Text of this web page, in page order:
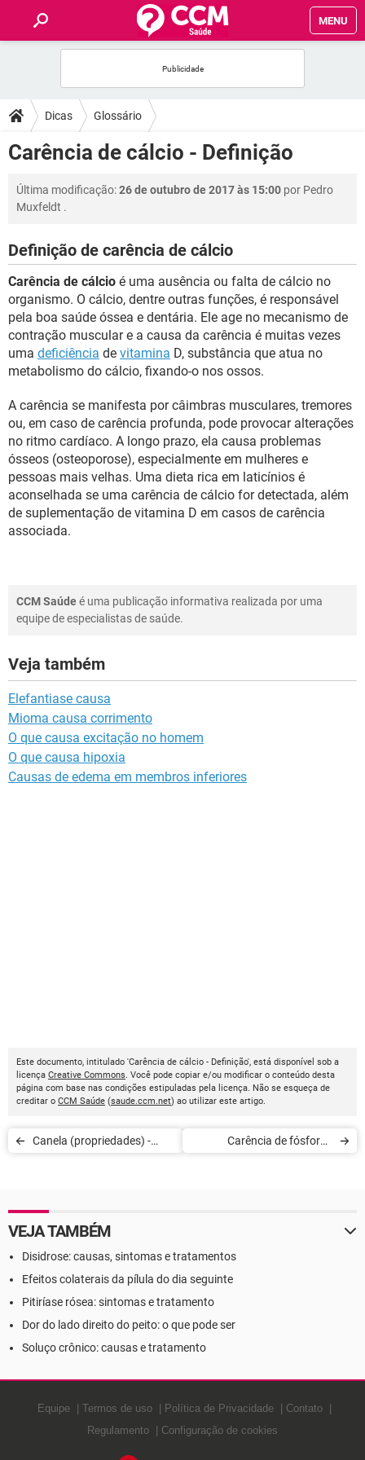
MENU
FÓRUM
SAÚDE
FAMÍLIA
SEXUALIDADE
GLOSSÁRIO
Dicas Glossário
Carência de cálcio - Definição
Última modificação:26 de outubro de 2017 às 15:00 por Pedro
Muxfeldt .
Definição de carência de cálcio
Carência de cálcio é uma ausência ou falta de cálcio no
organismo. O cálcio, dentre outras funções, é responsável
pela boa saúde óssea e dentária. Ele age no mecanismo de
contração muscular e a causa da carência é muitas vezes
uma deficiência de vitamina D, substância que atua no
metabolismo do cálcio, fixando-o nos ossos.
A carência se manifesta por câimbras musculares, tremores
ou, em caso de carência profunda, pode provocar alterações
no ritmo cardíaco. A longo prazo, ela causa problemas
ósseos (osteoporose), especialmente em mulheres e
pessoas mais velhas. Uma dieta rica em laticínios é
aconselhada se uma carência de cálcio for detectada, além
de suplementação de vitamina D em casos de carência
associada.
CCM Saúdeé uma publicação informativa realizada por uma
equipe de especialistas de saúde.
Veja também
Elefantiase causa
Mioma causa corrimento
O que causa excitação no homem
O que causa hipoxia
Causas de edema em membros inferiores
Este documento, intitulado 'Carência de cálcio - Definição', está disponível sob a
licença Creative Commons. Você pode copiar e/ou modificar o conteúdo desta
página com base nas condições estipuladas pela licença. Não se esqueça de
creditar o CCM Saúde (saude.ccm.net) ao utilizar este artigo.
Canela (propriedades) -
Carência de fósforo -
VEJA TAMBÉM
Disidrose: causas, sintomas e tratamentos
Efeitos colaterais da pílula do dia seguinte
Pitiríase rósea: sintomas e tratamento
Dor do lado direito do peito: o que pode ser
Soluço crônico: causas e tratamento
Equipe Termos de uso Política de Privacidade
Contato
Regulamento
Configuração de cookies